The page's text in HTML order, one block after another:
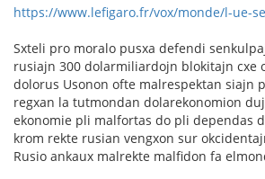
https://www.lefigaro.fr/vox/monde/l-ue-
Sxteli pro moralo pusxa defendi
rusiajn 300 dolarmiliardojn blokitajn cxe
dolorus Usonon ofte malrespektan siajn
regxan la tutmondan dolarekonomion
ekonomie pli malfortas do pli dependas
krom rekte rusian vengxon sur
Rusio ankaux malrekte malfidon fa